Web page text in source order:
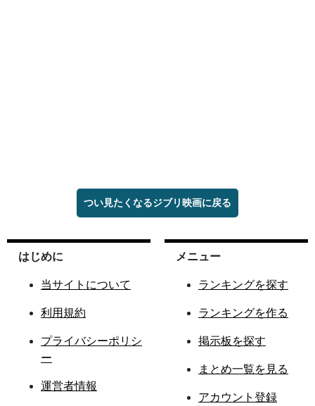
つい見たくなるジブリ映画に戻る
はじめに
当サイトについて
利用規約
プライバシーポリシ
ー
運営者情報
メニュー
ランキングを探す
ランキングを作る
掲示板を探す
まとめ一覧を見る
アカウント登録